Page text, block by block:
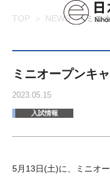
TOP NEWS ミニ
ミニオープンキ
2023.05.15
入試情報
5月13日(土)に、ミニオ